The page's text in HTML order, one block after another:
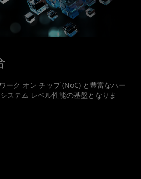
ーク オン チップ (NoC) と豊富なハー
ステム レベル性能の基盤となりま